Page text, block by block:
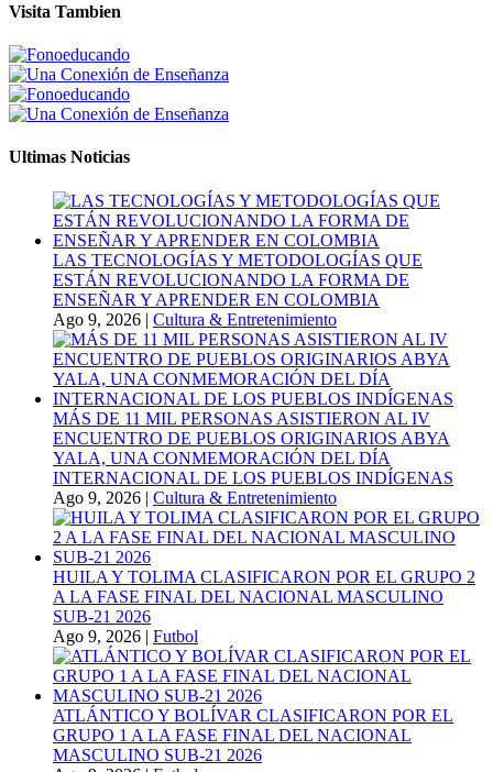
Visita Tambien
Ultimas Noticias
LAS TECNOLOGÍAS Y METODOLOGÍAS QUE
ESTÁN REVOLUCIONANDO LA FORMA DE
ENSEÑAR Y APRENDER EN COLOMBIA
Ago 9, 2026 | Cultura & Entretenimiento
MÁS DE 11 MIL PERSONAS ASISTIERON AL IV
ENCUENTRO DE PUEBLOS ORIGINARIOS ABYA
YALA, UNA CONMEMORACIÓN DEL DÍA
INTERNACIONAL DE LOS PUEBLOS INDÍGENAS
Ago 9, 2026 | Cultura & Entretenimiento
HUILA Y TOLIMA CLASIFICARON POR EL GRUPO 2
A LA FASE FINAL DEL NACIONAL MASCULINO
SUB-21 2026
Ago 9, 2026 | Futbol
ATLÁNTICO Y BOLÍVAR CLASIFICARON POR EL
GRUPO 1 A LA FASE FINAL DEL NACIONAL
MASCULINO SUB-21 2026